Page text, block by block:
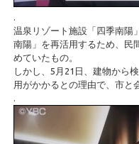
温泉リゾート施設「四季南陽
南陽」を再活用するため、民
めていたもの。
しかし、5月21日、建物から
用がかかるとの理由で、市と